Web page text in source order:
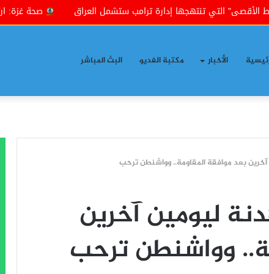
التي تنتهجها إدارة ترامب ستشمل العراق صحة غزة: ارتفاع
الأخبار مكتبة الفديو البث المباشر
بعد موافقة المقاومة.. وواشنطن ترحب
ليومين آخرين
وواشنطن ترحب